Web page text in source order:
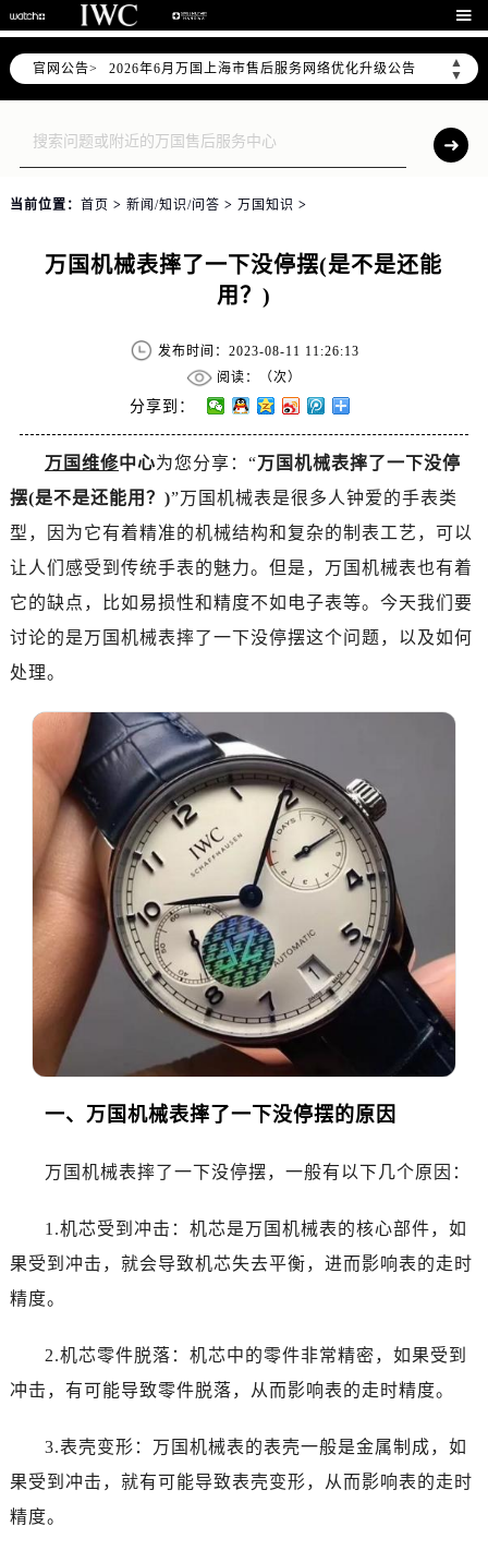

官网公告>
▲
▼
2026年6月万国上海市售后服务网络优化升级公告
2026年6月上海市万国官方售后客户服务热线：400-992-7093
2026年6月万国售后服务中心最新网点地址：
上海市徐汇区虹桥路3号港汇中心写字楼2座37层3705室（需提前预约）
上海市徐汇区虹桥路3号港汇中心2座37层3705室万国售后服务中心（需提前预约）
节假日正常营业！
当前位置： 首页 > 新闻/知识/问答 > 万国知识 >
万国机械表摔了一下没停摆(是不是还能
用？)
发布时间：2023-08-11 11:26:13
阅读：（次）
分享到：
万国维修中心为您分享：“万国机械表摔了一下没停
摆(是不是还能用？)”万国机械表是很多人钟爱的手表类
型，因为它有着精准的机械结构和复杂的制表工艺，可以
让人们感受到传统手表的魅力。但是，万国机械表也有着
它的缺点，比如易损性和精度不如电子表等。今天我们要
讨论的是万国机械表摔了一下没停摆这个问题，以及如何
处理。
一、万国机械表摔了一下没停摆的原因
万国机械表摔了一下没停摆，一般有以下几个原因：
1.机芯受到冲击：机芯是万国机械表的核心部件，如
果受到冲击，就会导致机芯失去平衡，进而影响表的走时
精度。
2.机芯零件脱落：机芯中的零件非常精密，如果受到
冲击，有可能导致零件脱落，从而影响表的走时精度。
3.表壳变形：万国机械表的表壳一般是金属制成，如
果受到冲击，就有可能导致表壳变形，从而影响表的走时
精度。